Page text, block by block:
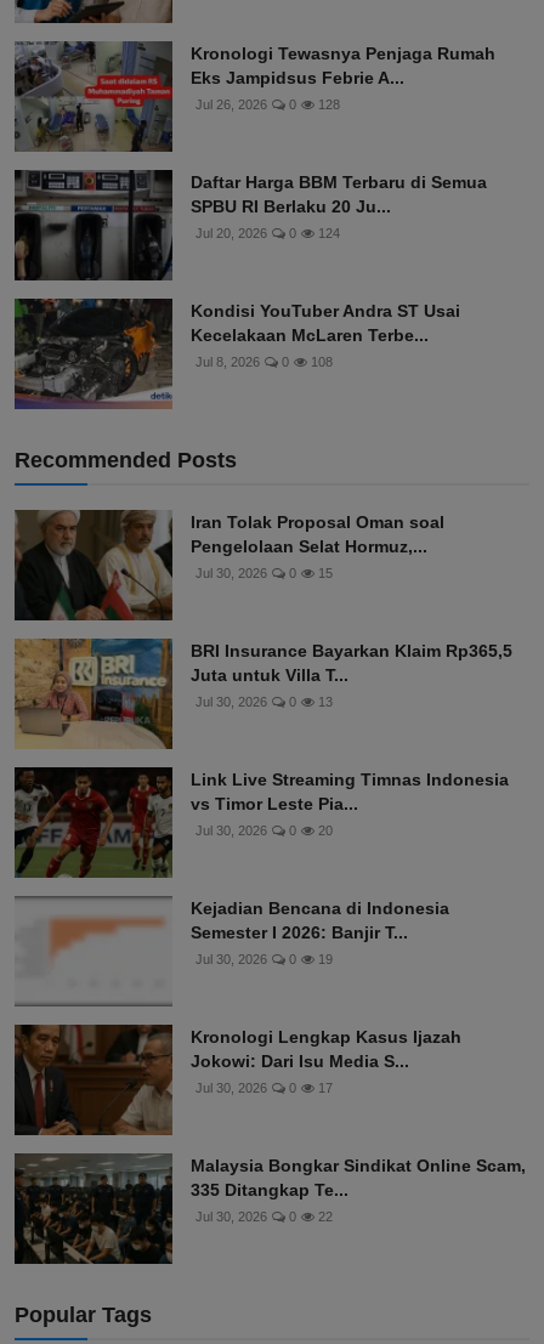
Kronologi Tewasnya Penjaga Rumah
Eks Jampidsus Febrie A...
Jul 26, 2026 0 128
Daftar Harga BBM Terbaru di Semua
SPBU RI Berlaku 20 Ju...
Jul 20, 2026 0 124
Kondisi YouTuber Andra ST Usai
Kecelakaan McLaren Terbe...
Jul 8, 2026 0 108
Recommended Posts
Iran Tolak Proposal Oman soal
Pengelolaan Selat Hormuz,...
Jul 30, 2026 0 15
BRI Insurance Bayarkan Klaim Rp365,5
Juta untuk Villa T...
Jul 30, 2026 0 13
Link Live Streaming Timnas Indonesia
vs Timor Leste Pia...
Jul 30, 2026 0 20
Kejadian Bencana di Indonesia
Semester I 2026: Banjir T...
Jul 30, 2026 0 19
Kronologi Lengkap Kasus Ijazah
Jokowi: Dari Isu Media S...
Jul 30, 2026 0 17
Malaysia Bongkar Sindikat Online Scam,
335 Ditangkap Te...
Jul 30, 2026 0 22
Popular Tags